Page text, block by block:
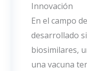
Innovación
En el campo
desarrollado
biosimilares,
una vacuna